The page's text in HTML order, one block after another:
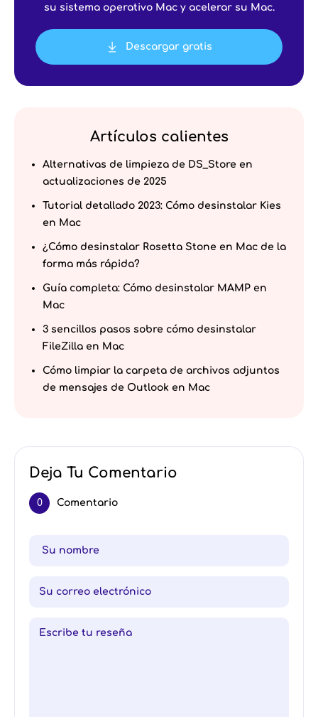
su sistema operativo Mac y acelerar su Mac.
Descargar gratis
Artículos calientes
Alternativas de limpieza de DS_Store en
actualizaciones de 2025
Tutorial detallado 2023: Cómo desinstalar Kies
en Mac
¿Cómo desinstalar Rosetta Stone en Mac de la
forma más rápida?
Guía completa: Cómo desinstalar MAMP en
Mac
3 sencillos pasos sobre cómo desinstalar
FileZilla en Mac
Cómo limpiar la carpeta de archivos adjuntos
de mensajes de Outlook en Mac
Deja Tu Comentario
0 Comentario